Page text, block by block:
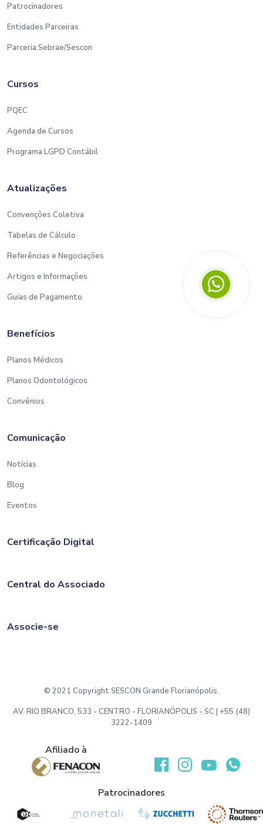
Patrocinadores
Entidades Parceiras
Parceria Sebrae/Sescon
Cursos
PQEC
Agenda de Cursos
Programa LGPD Contábil
Atualizações
Convenções Coletiva
Tabelas de Cálculo
Referências e Negociações
Artigos e Informações
Guias de Pagamento
Benefícios
Planos Médicos
Planos Odontológicos
Convênios
Comunicação
Notícias
Blog
Eventos
Certificação Digital
Central do Associado
Associe-se
© 2021 Copyright SESCON Grande Florianópolis.
AV. RIO BRANCO, 533 - CENTRO - FLORIANÓPOLIS - SC | +55 (48)
3222-1409
Afiliado à
Desenvolvido por:
Patrocinadores